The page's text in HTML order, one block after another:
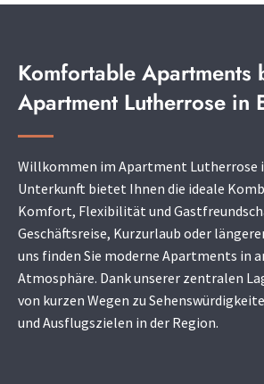
Komfortable Apartments
Apartment Lutherrose in
Willkommen im Apartment Lutherrose
Unterkunft bietet Ihnen die ideale
Komfort, Flexibilität und
Geschäftsreise, Kurzurlaub oder
uns finden Sie moderne Apartments in
Atmosphäre. Dank unserer zentralen
von kurzen Wegen zu
und Ausflugszielen in der Region.